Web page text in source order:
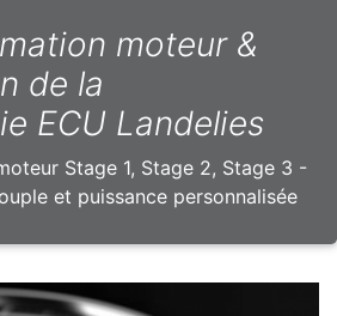
moteur &
de la
ECU Landelies
Stage 1, Stage 2, Stage 3 -
et puissance personnalisée